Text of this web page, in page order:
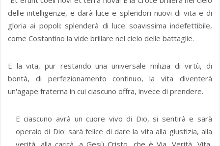
delle intelligenze, e darà luce e splendori nuovi di vita e di
gloria ai popoli: splenderà di luce soavissima indefettibile,
come Costantino la vide brillare nel cielo delle battaglie.
E la vita, pur restando una universale milizia di virtù, di
bontà, di perfezionamento continuo, la vita diventerà
un'agape fraterna in cui ciascuno offra, invece di prendere.
E ciascuno avrà un cuore vivo di Dio, si sentirà e sarà
operaio di Dio: sarà felice di dare la vita alla giustizia, alla